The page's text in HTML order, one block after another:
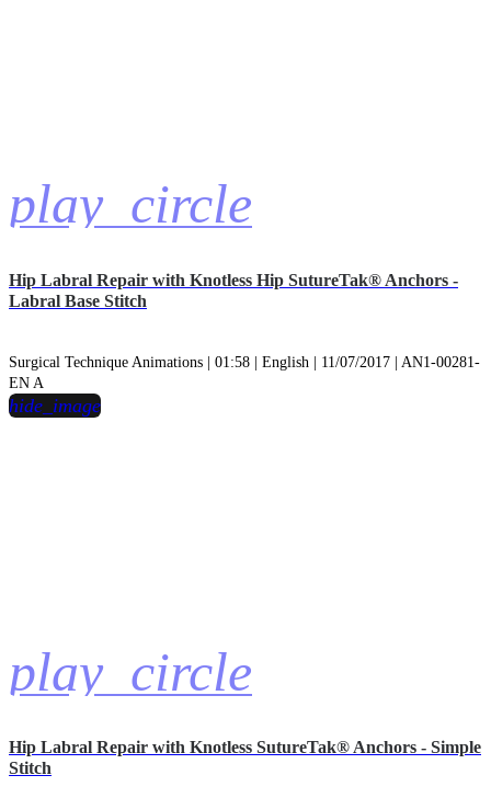
play_circle
Hip Labral Repair with Knotless Hip SutureTak® Anchors -
Labral Base Stitch
Surgical Technique Animations | 01:58 | English | 11/07/2017 | AN1-00281-
EN A
play_circle
hide_image
Hip Labral Repair with Knotless SutureTak® Anchors - Simple
Stitch